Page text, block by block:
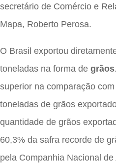
secretário de Comércio e
Mapa, Roberto Perosa.
O Brasil exportou
toneladas na forma de grãos
superior na comparação
toneladas de grãos
quantidade de grãos
60,3% da safra recorde de
pela Companhia Nacional